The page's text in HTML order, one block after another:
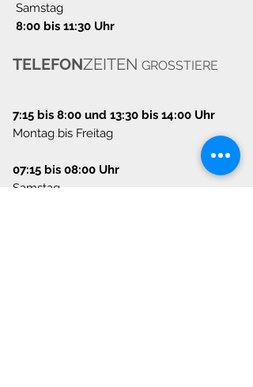
Samstag
8:00 bis 11:30 Uhr
TELEFONZEITEN GROSSTIERE
7:15 bis 8:00 und 13:30 bis 14:00 Uhr
Montag bis Freitag
07:15 bis 08:00 Uhr
Samstag